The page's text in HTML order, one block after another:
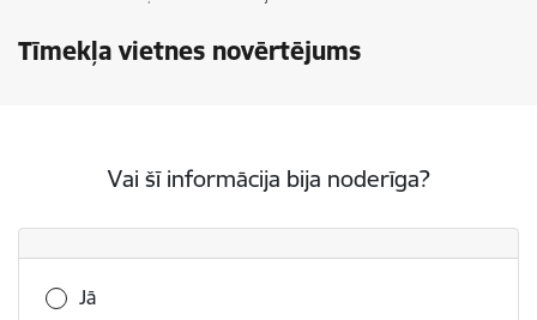
Tīmekļa vietnes novērtējums
Vai šī informācija bija noderīga?
Vai šī informācija bija noderīga?
Jā